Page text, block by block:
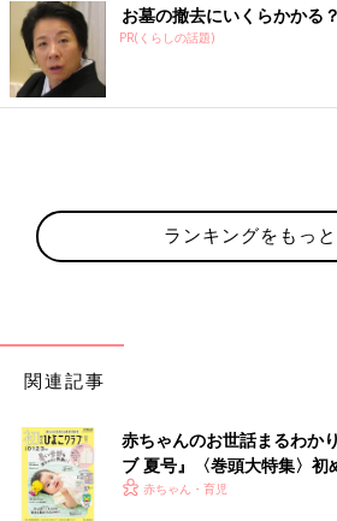
お墓の撤去にいくらかかる
PR(くらしの話題)
ランキングをもっ
関連記事
赤ちゃんのお世話まるわか
ブ 夏号』〈巻頭大特集〉初
く！ おっぱい・ミルクの基
赤ちゃん・育児